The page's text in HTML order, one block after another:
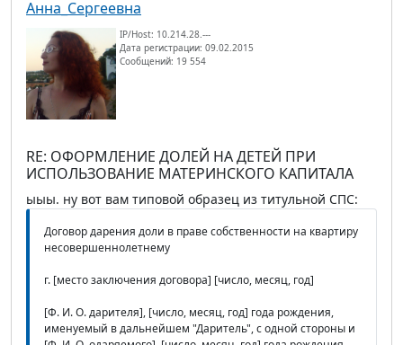
Анна_Сергеевна
IP/Host: 10.214.28.---
Дата регистрации: 09.02.2015
Сообщений: 19 554
RE: ОФОРМЛЕНИЕ ДОЛЕЙ НА ДЕТЕЙ ПРИ
ИСПОЛЬЗОВАНИЕ МАТЕРИНСКОГО КАПИТАЛА
ыыы. ну вот вам типовой образец из титульной СПС:
Договор дарения доли в праве собственности на квартиру
несовершеннолетнему
г. [место заключения договора] [число, месяц, год]
[Ф. И. О. дарителя], [число, месяц, год] года рождения,
именуемый в дальнейшем "Даритель", с одной стороны и